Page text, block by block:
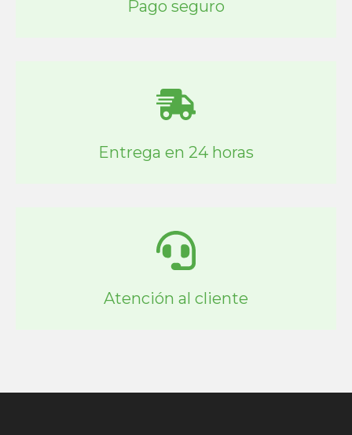
Pago seguro
Entrega en 24 horas
Atención al cliente